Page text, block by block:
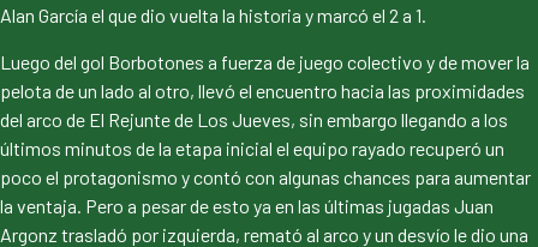
Alan García el que dio vuelta la historia y marcó el 2 a 1.
Luego del gol Borbotones a fuerza de juego colectivo y de mover la
pelota de un lado al otro, llevó el encuentro hacia las proximidades
del arco de El Rejunte de Los Jueves, sin embargo llegando a los
últimos minutos de la etapa inicial el equipo rayado recuperó un
poco el protagonismo y contó con algunas chances para aumentar
la ventaja. Pero a pesar de esto ya en las últimas jugadas Juan
Argonz trasladó por izquierda, remató al arco y un desvío le dio una